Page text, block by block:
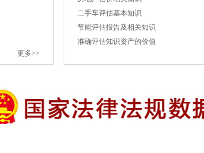
首届“中国+中亚五国”产业与投资合作论坛成功举行
案…
更多>>
二手车评估基本知识
节能评估报告及相关知识
准确评估知识资产的价值